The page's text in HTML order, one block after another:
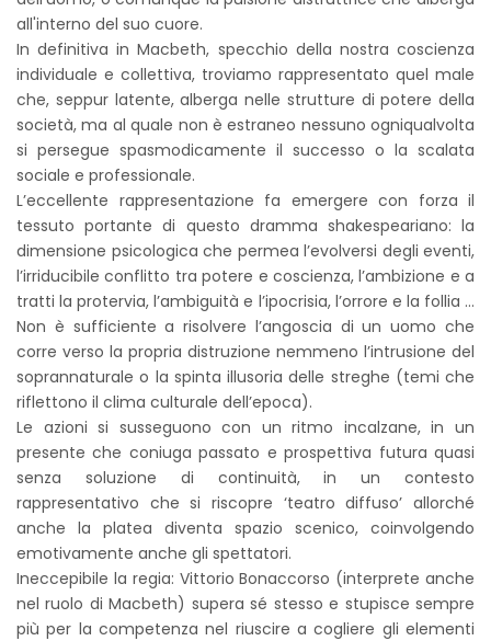
all'interno del suo cuore.
In definitiva in Macbeth, specchio della nostra coscienza
individuale e collettiva, troviamo rappresentato quel male
che, seppur latente, alberga nelle strutture di potere della
società, ma al quale non è estraneo nessuno ogniqualvolta
si persegue spasmodicamente il successo o la scalata
sociale e professionale.
L’eccellente rappresentazione fa emergere con forza il
tessuto portante di questo dramma shakespeariano: la
dimensione psicologica che permea l’evolversi degli eventi,
l’irriducibile conflitto tra potere e coscienza, l’ambizione e a
tratti la protervia, l’ambiguità e l’ipocrisia, l’orrore e la follia …
Non è sufficiente a risolvere l’angoscia di un uomo che
corre verso la propria distruzione nemmeno l’intrusione del
soprannaturale o la spinta illusoria delle streghe (temi che
riflettono il clima culturale dell’epoca).
Le azioni si susseguono con un ritmo incalzane, in un
presente che coniuga passato e prospettiva futura quasi
senza soluzione di continuità, in un contesto
rappresentativo che si riscopre ‘teatro diffuso’ allorché
anche la platea diventa spazio scenico, coinvolgendo
emotivamente anche gli spettatori.
Ineccepibile la regia: Vittorio Bonaccorso (interprete anche
nel ruolo di Macbeth) supera sé stesso e stupisce sempre
più per la competenza nel riuscire a cogliere gli elementi